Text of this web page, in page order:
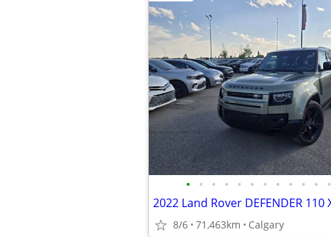
• • • • • • • • • • • •
8/6 71,463km Calgary